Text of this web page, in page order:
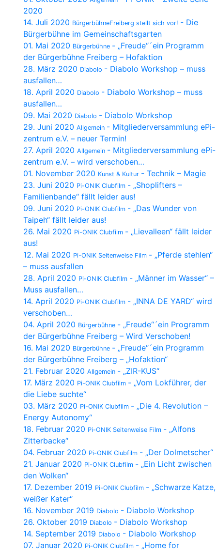
2020
14. Juli 2020 BürgerbühneFreiberg stellt sich vor! - Die
Bürgerbühne im Gemeinschaftsgarten
01. Mai 2020 Bürgerbühne - „Freude“´ein Programm
der Bürgerbühne Freiberg – Hofaktion
28. März 2020 Diabolo - Diabolo Workshop – muss
ausfallen…
18. April 2020 Diabolo - Diabolo Workshop – muss
ausfallen…
09. Mai 2020 Diabolo - Diabolo Workshop
29. Juni 2020 Allgemein - Mitgliederversammlung ePi-
zentrum e.V. – neuer Termin!
27. April 2020 Allgemein - Mitgliederversammlung ePi-
zentrum e.V. – wird verschoben…
01. November 2020 Kunst & Kultur - Technik – Magie
23. Juni 2020 Pi-ONIK Clubfilm - „Shoplifters –
Familienbande“ fällt leider aus!
09. Juni 2020 Pi-ONIK Clubfilm - „Das Wunder von
Taipeh“ fällt leider aus!
26. Mai 2020 Pi-ONIK Clubfilm - „Lievalleen“ fällt leider
aus!
12. Mai 2020 Pi-ONIK Seitenweise Film - „Pferde stehlen“
– muss ausfallen
28. April 2020 Pi-ONIK Clubfilm - „Männer im Wasser“ –
Muss ausfallen…
14. April 2020 Pi-ONIK Clubfilm - „INNA DE YARD“ wird
verschoben…
04. April 2020 Bürgerbühne - „Freude“´ein Programm
der Bürgerbühne Freiberg – Wird Verschoben!
16. Mai 2020 Bürgerbühne - „Freude“´ein Programm
der Bürgerbühne Freiberg – „Hofaktion“
21. Februar 2020 Allgemein - „ZIR-KUS“
17. März 2020 Pi-ONIK Clubfilm - „Vom Lokführer, der
die Liebe suchte“
03. März 2020 Pi-ONIK Clubfilm - „Die 4. Revolution –
Energy Autonomy“
18. Februar 2020 Pi-ONIK Seitenweise Film - „Alfons
Zitterbacke“
04. Februar 2020 Pi-ONIK Clubfilm - „Der Dolmetscher“
21. Januar 2020 Pi-ONIK Clubfilm - „Ein Licht zwischen
den Wolken“
17. Dezember 2019 Pi-ONIK Clubfilm - „Schwarze Katze,
weißer Kater“
16. November 2019 Diabolo - Diabolo Workshop
26. Oktober 2019 Diabolo - Diabolo Workshop
14. September 2019 Diabolo - Diabolo Workshop
07. Januar 2020 Pi-ONIK Clubfilm - „Home for